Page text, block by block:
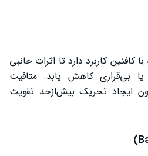
کافئین کاربرد دارد تا اثرات جانبی
بی‌قراری کاهش یابد. متافیت
ایجاد تحریک بیش‌ازحد تقویت